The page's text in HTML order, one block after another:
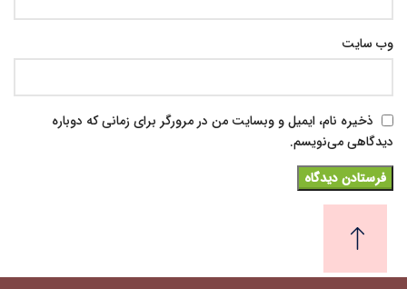
وب‌ سایت
ذخیره نام، ایمیل و وبسایت من در مرورگر برای زمانی که دوباره
دیدگاهی می‌نویسم.